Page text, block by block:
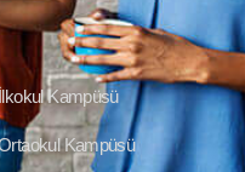
Kampüsü
Kampüsü